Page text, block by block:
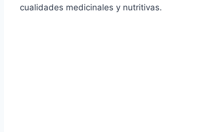
cualidades medicinales y nutritivas.